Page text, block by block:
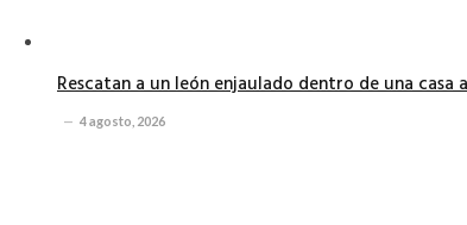
Rescatan a un león enjaulado dentro de una casa
4 agosto, 2026